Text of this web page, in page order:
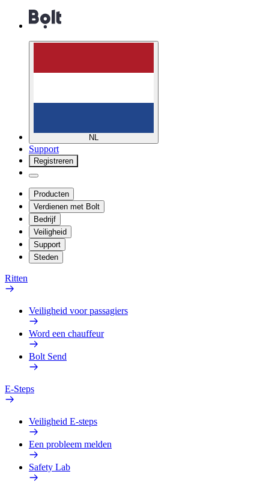
NL
Support
Registreren
Producten
Verdienen met Bolt
Bedrijf
Veiligheid
Support
Steden
Ritten
Veiligheid voor passagiers
Word een chauffeur
Bolt Send
E-Steps
Veiligheid E-steps
Een probleem melden
Safety Lab